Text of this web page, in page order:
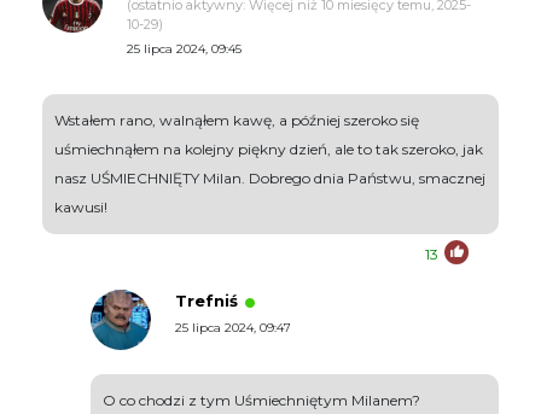
(ostatnio aktywny: Więcej niż 10 miesięcy temu, 2025-
10-29)
25 lipca 2024, 09:45
Wstałem rano, walnąłem kawę, a później szeroko się
uśmiechnąłem na kolejny piękny dzień, ale to tak szeroko, jak
nasz UŚMIECHNIĘTY Milan. Dobrego dnia Państwu, smacznej
kawusi!
13
Trefniś
25 lipca 2024, 09:47
O co chodzi z tym Uśmiechniętym Milanem?